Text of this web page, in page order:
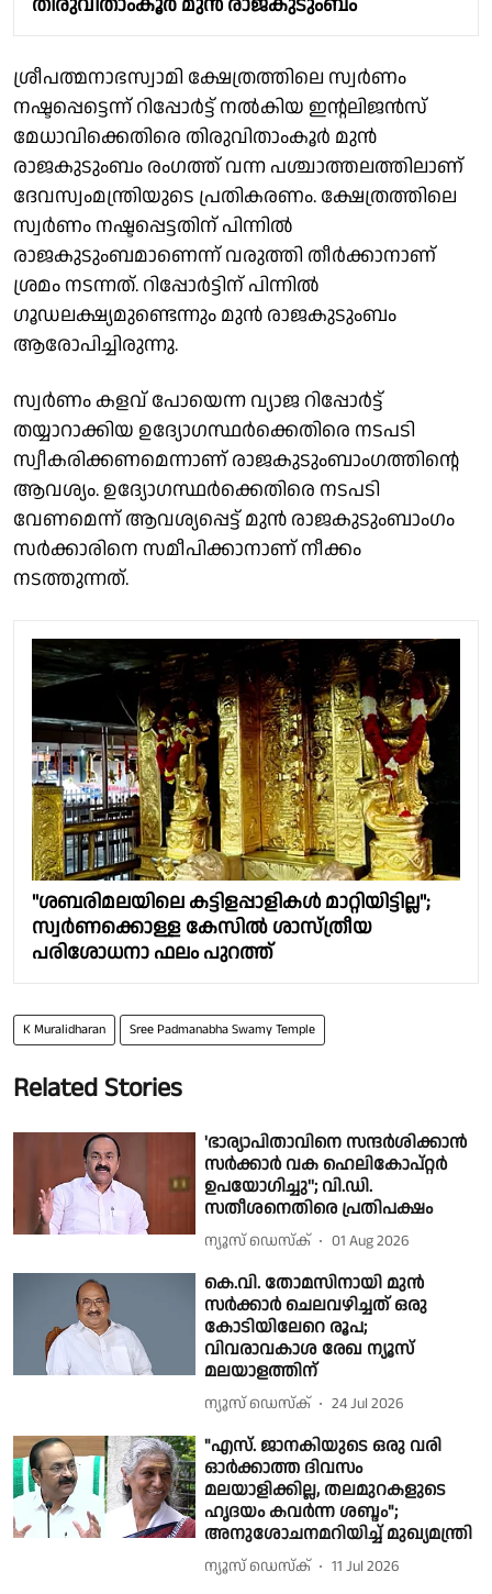
ശ്രീപത്മനാഭസ്വാമി ക്ഷേത്രത്തിലെ സ്വർണം
നഷ്ടപ്പെട്ടെന്ന് റിപ്പോർട്ട് നൽകിയ ഇൻ്റലിജൻസ്
മേധാവിക്കെതിരെ തിരുവിതാംകൂർ മുൻ
രാജകുടുംബം രംഗത്ത് വന്ന പശ്ചാത്തലത്തിലാണ്
ദേവസ്വംമന്ത്രിയുടെ പ്രതികരണം. ക്ഷേത്രത്തിലെ
സ്വർണം നഷ്ടപ്പെട്ടതിന് പിന്നിൽ
രാജകുടുംബമാണെന്ന് വരുത്തി തീർക്കാനാണ്
ശ്രമം നടന്നത്. റിപ്പോര്‍ട്ടിന് പിന്നില്‍
ഗൂഡലക്ഷ്യമുണ്ടെന്നും മുൻ രാജകുടുംബം
ആരോപിച്ചിരുന്നു.
സ്വർണം കളവ് പോയെന്ന വ്യാജ റിപ്പോർട്ട്
തയ്യാറാക്കിയ ഉദ്യോഗസ്ഥർക്കെതിരെ നടപടി
സ്വീകരിക്കണമെന്നാണ് രാജകുടുംബാംഗത്തിൻ്റെ
ആവശ്യം. ഉദ്യോഗസ്ഥർക്കെതിരെ നടപടി
വേണമെന്ന് ആവശ്യപ്പെട്ട് മുൻ രാജകുടുംബാംഗം
സർക്കാരിനെ സമീപിക്കാനാണ് നീക്കം
നടത്തുന്നത്.
"ശബരിമലയിലെ കട്ടിളപ്പാളികൾ മാറ്റിയിട്ടില്ല";
സ്വർണക്കൊള്ള കേസിൽ ശാസ്ത്രീയ
പരിശോധനാ ഫലം പുറത്ത്
K Muralidharan Sree Padmanabha Swamy Temple
Related Stories
'ഭാര്യാപിതാവിനെ സന്ദർശിക്കാൻ
സർക്കാർ വക ഹെലികോപ്റ്റർ
ഉപയോഗിച്ചു''; വി.ഡി.
സതീശനെതിരെ പ്രതിപക്ഷം
ന്യൂസ് ഡെസ്ക് 01 Aug 2026
കെ.വി. തോമസിനായി മുൻ
സർക്കാർ ചെലവഴിച്ചത് ഒരു
കോടിയിലേറെ രൂപ;
വിവരാവകാശ രേഖ ന്യൂസ്
മലയാളത്തിന്
ന്യൂസ് ഡെസ്ക് 24 Jul 2026
"എസ്. ജാനകിയുടെ ഒരു വരി
ഓർക്കാത്ത ദിവസം
മലയാളിക്കില്ല, തലമുറകളുടെ
ഹൃദയം കവർന്ന ശബ്ദം";
അനുശോചനമറിയിച്ച് മുഖ്യമന്ത്രി
ന്യൂസ് ഡെസ്ക് 11 Jul 2026